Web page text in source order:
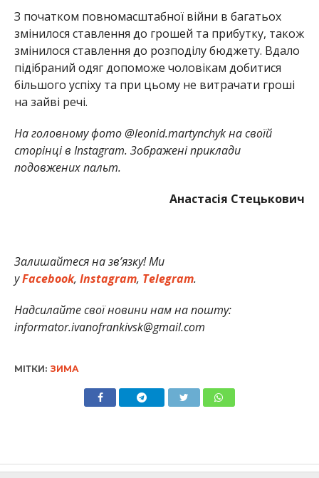
З початком повномасштабної війни в багатьох
змінилося ставлення до грошей та прибутку, також
змінилося ставлення до розподілу бюджету. Вдало
підібраний одяг допоможе чоловікам добитися
більшого успіху та при цьому не витрачати гроші
на зайві речі.
На головному фото @leonid.martynchyk на своїй
сторінці в Instagram. Зображені приклади
подовжених пальт.
Анастасія Стецькович
Залишайтеся на зв’язку! Ми
уFacebook, Instagram, Telegram.
Надсилайте свої новини нам на пошту:
informator.ivanofrankivsk@gmail.com
МІТКИ: ЗИМА